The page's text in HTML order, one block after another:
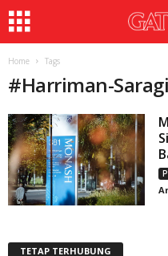
Home Tags
#Harriman-
TETAP TERHUBUNG